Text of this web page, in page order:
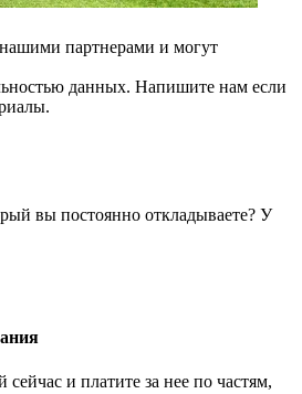
партнерами и могут
данных. Напишите нам если
вы постоянно откладываете? У
и платите за нее по частям,